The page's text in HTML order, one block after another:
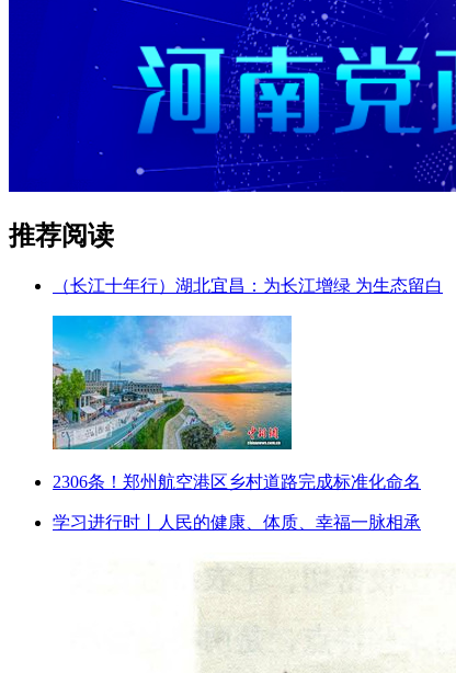
推荐阅读
（长江十年行）湖北宜昌：为长江增绿 为生态留白
2306条！郑州航空港区乡村道路完成标准化命名
学习进行时丨人民的健康、体质、幸福一脉相承